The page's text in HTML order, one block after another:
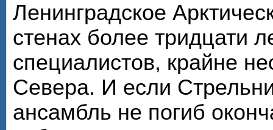
Ленинградское
стенах более тридцати
специалистов, крайне
Севера. И если
ансамбль не погиб